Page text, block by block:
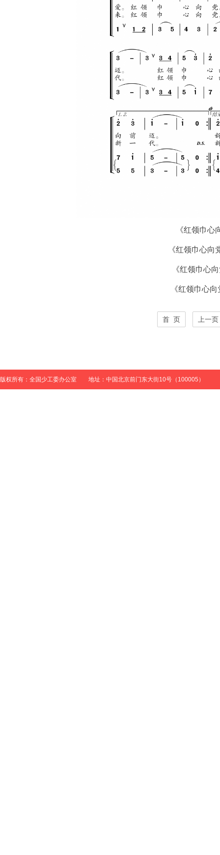
《红领巾心
《红领巾心向
《红领巾心
《红领巾心向
首 页 上一页
版权所有：全国少工委办公室 地址：中国北京前门东大街10号（100005）